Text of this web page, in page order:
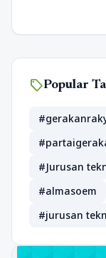
sellPopular
#Jurusan
#almasoem
#jurusan